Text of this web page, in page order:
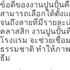
ข้อดีของงานปูนปั้น
สามารถเลือกได้ตั้ง
จนถึงลายที่มีรายละ
คลาสสิก งานปูนปั้น
โรงแรม จะช่วยเชื่อ
ธรรมชาติ ทำให้ภา
ธีม